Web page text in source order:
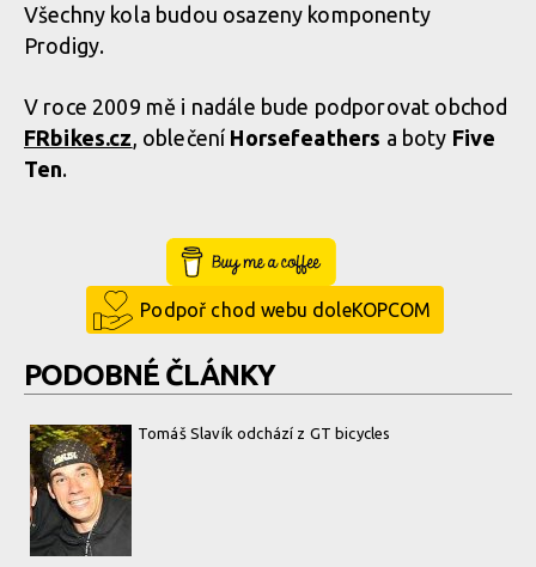
Všechny kola budou osazeny komponenty
Prodigy.
V roce 2009 mě i nadále bude podporovat obchod
FRbikes.cz, oblečení Horsefeathers a boty Five
Ten.
Buy Me a Coffee
Podpoř chod webu doleKOPCOM
PODOBNÉ ČLÁNKY
Tomáš Slavík odchází z GT bicycles